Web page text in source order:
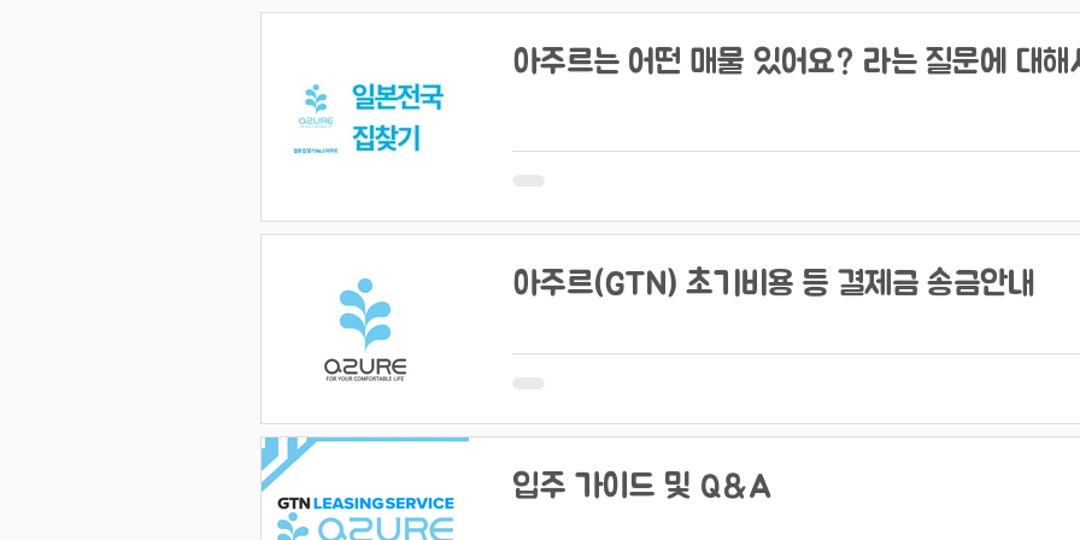
아주르는 어떤 매물 있어요? 라는 질문에 대해
아주르(GTN) 초기비용 등 결제금 송금안내
입주 가이드 및 Q&A